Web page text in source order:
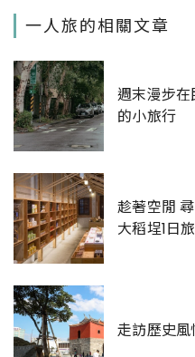
一人旅的相關文章
週末漫步
的小旅行
趁著空閒
大稻埕1日旅
走訪歷史風